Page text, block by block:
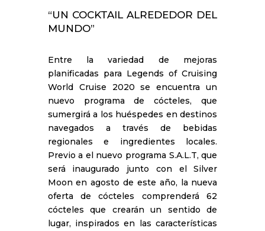
“UN COCKTAIL ALREDEDOR DEL
MUNDO”
Entre la variedad de mejoras
planificadas para Legends of Cruising
World Cruise 2020 se encuentra un
nuevo programa de cócteles, que
sumergirá a los huéspedes en destinos
navegados a través de bebidas
regionales e ingredientes locales.
Previo a el nuevo programa S.A.L.T, que
será inaugurado junto con el Silver
Moon en agosto de este año, la nueva
oferta de cócteles comprenderá 62
cócteles que crearán un sentido de
lugar, inspirados en las características